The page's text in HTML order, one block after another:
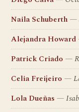
Naila Schuberth
Alejandra Howard
Patrick Criado
Celia Freijeiro
Lola Dueñas